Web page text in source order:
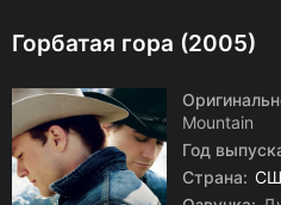
Горбатая гора (2005)
Mountain
Год
Страна: